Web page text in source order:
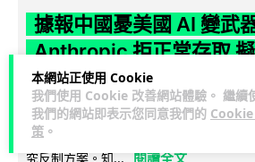
本網站正使用 Cookie
我們使用 Cookie 改善網站體驗。 繼續
我們的網站即表示您同意我們的
策 。
據報中國憂美國 AI 變武
Anthropic 拒正常存取
反制
彭博社引述知情人士報道，中國官方擔心
Anthropic 開發的頂級模型 Mythos 可被
究反制方案。知... 閱讀全文